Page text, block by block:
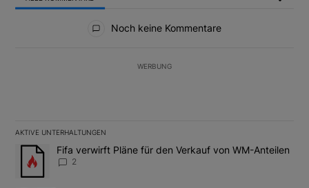
Noch keine Kommentare
WERBUNG
AKTIVE UNTERHALTUNGEN
Das Folgende ist eine Liste der am meisten kommentierten
Ein Trendartikel mit dem Titel "Fifa verwirft Pläne für den
Fifa verwirft Pläne für den Verkauf von WM-Anteilen
2